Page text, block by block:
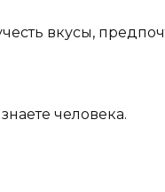
вкусы,
человека.